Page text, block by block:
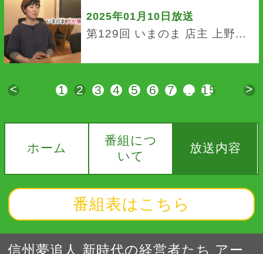
2025年01月10日放送
第129回 いまのま 店主 上野...
< 1 2 3 4 5 6 7 … 15 >
ホーム
番組につ
いて
放送内容
番組表はこちら
信州夢追人 新時代の経営者たち アー